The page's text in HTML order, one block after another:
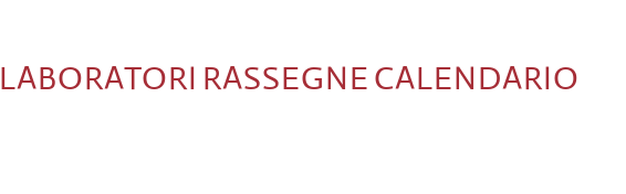
LABORATORI RASSEGNECALENDARIO